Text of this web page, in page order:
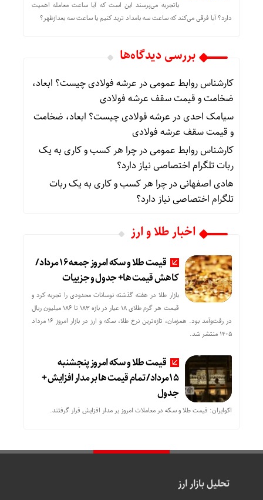
باتجربه می‌پرسند این است که آیا ساعت معامله اهمیت
دارد؟ آیا فرقی می‌کند که ساعت سه بامداد ترید کنیم یا ساعت سه بعدازظهر؟
بررسی دیدگاه‌ها
کارشناس روابط عمومیدر عرشه فولادی چیست؟ ابعاد،
ضخامت و قیمت سقف عرشه فولادی
سیامک احدیدر عرشه فولادی چیست؟ ابعاد، ضخامت
و قیمت سقف عرشه فولادی
کارشناس روابط عمومیدرچرا هر کسب‌ و کاری به یک
ربات تلگرام اختصاصی نیاز دارد؟
هادی اصفهانیدرچرا هر کسب‌ و کاری به یک ربات
تلگرام اختصاصی نیاز دارد؟
اخبار طلا و ارز
قیمت طلا و سکه امروز جمعه ۱۶ مرداد/
کاهش قیمت ها+ جدول و جزییات
بازار طلا در هفته گذشته نوسانات محدودی را تجربه کرد و
قیمت هر گرم طلای ۱۸ عیار در بازه ۱۸۳ تا ۱۸۶ میلیون ریال
در رفت‌وآمد بود. همزمان، تازه‌ترین نرخ طلا، سکه و ارز در بازار امروز ۱۶ مرداد
۱۴۰۵ منتشر شد.
قیمت طلا و سکه امروز پنجشنبه
15مرداد/ تمام قیمت ها بر مدار افزایش +
جدول
اکوایران: قیمت طلا و سکه در معاملات امروز بر مدار افزایش قرار گرفتند.
تحلیل بازار ارز